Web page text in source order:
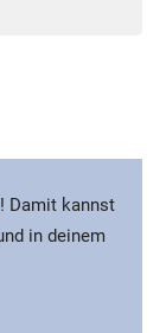
! Damit kannst
in deinem